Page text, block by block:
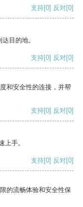
支持[0] 反对[0]
目的地。
支持[0] 反对[0]
和安全性的连接，并帮
支持[0] 反对[0]
上手。
支持[0] 反对[0]
的流畅体验和安全性保